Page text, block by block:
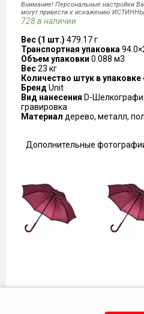
Внимание! Персональные настройки
могут привести к искажению
728 в наличии
Вес (1 шт.) 479.17 г
Транспортная упаковка
Объем упаковки 0.088 м3
Вес23 кг
Количество штук в упаковке
Бренд Unit
Вид нанесения D-
гравировка
Материал дерево, металл,
Дополнительные